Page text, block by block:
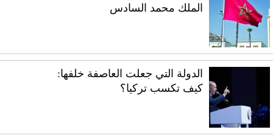
الملك محمد السادس
الدولة التي جعلت العاصفة خلفها:
كيف تكسب تركيا؟